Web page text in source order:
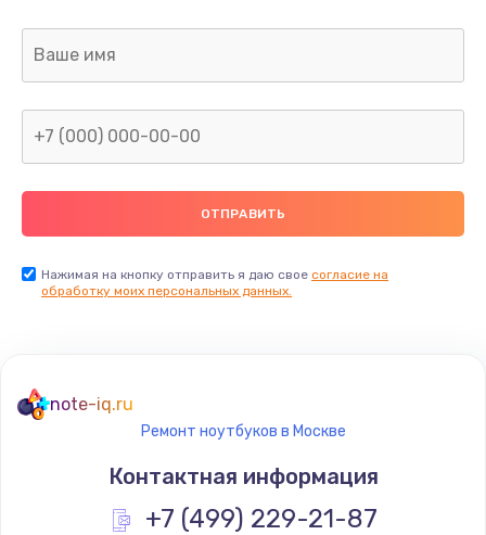
Нажимая на кнопку отправить я даю свое согласие на
обработку моих персональных данных.
note-iq.ru
Ремонт ноутбуков в Москве
Контактная информация
+7 (499) 229-21-87